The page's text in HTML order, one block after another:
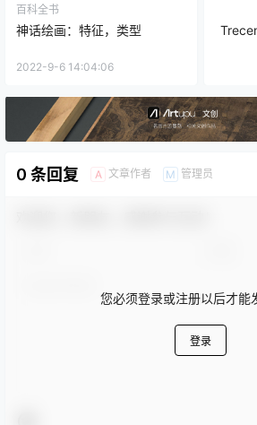
百科全书
神话绘画：特征，类型
2022-9-6 14:04:06
0 条回复 A 文章作者 M 管理员
您必须登录或注册以后才能
登录